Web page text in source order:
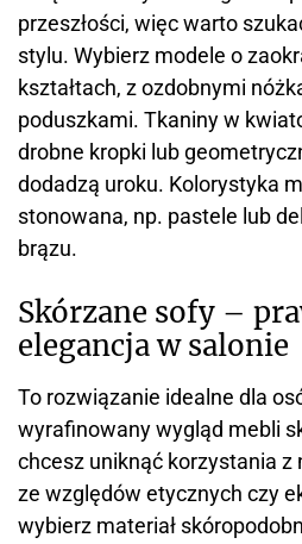
przeszłości, więc warto
stylu. Wybierz modele o
kształtach, z ozdobnymi
poduszkami. Tkaniny w
drobne kropki lub
dodadzą uroku. Kolorystyka
stonowana, np. pastele lub
brązu.
Skórzane sofy –
elegancja w salonie
To rozwiązanie idealne dla
wyrafinowany wygląd mebli
chcesz uniknąć korzystania z
ze względów etycznych czy
wybierz materiał